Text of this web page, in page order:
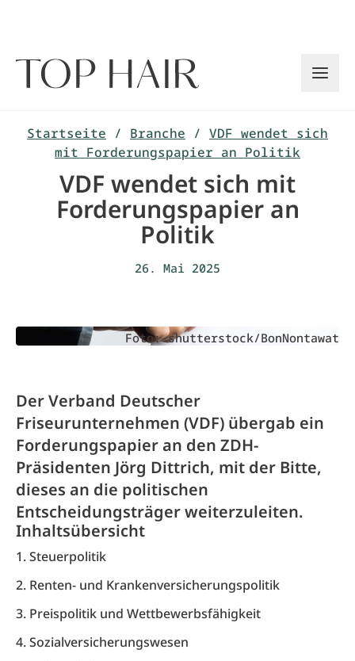
Startseite / Branche / VDF wendet sich
mit Forderungspapier an Politik
VDF wendet sich mit
Forderungspapier an
Politik
26. Mai 2025
Foto: shutterstock/BonNontawat
Der Verband Deutscher
Friseurunternehmen (VDF) übergab ein
Forderungspapier an den ZDH-
Präsidenten Jörg Dittrich, mit der Bitte,
dieses an die politischen
Entscheidungsträger weiterzuleiten.
Inhaltsübersicht
1. Steuerpolitik
2. Renten- und Krankenversicherungspolitik
3. Preispolitik und Wettbewerbsfähigkeit
4. Sozialversicherungswesen